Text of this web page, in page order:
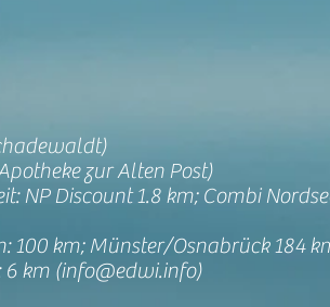
zur Alten Post)
NP Discount 1.8 km; Combi
100 km; Münster/Osnabrück 184
6 km (info@edwi.info)